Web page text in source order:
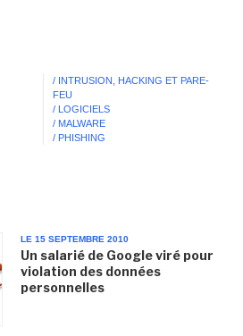
/ INTRUSION, HACKING ET PARE-
FEU
/ LOGICIELS
/ MALWARE
/ PHISHING
LE 15 SEPTEMBRE 2010
Un salarié de Google viré pour
violation des données
personnelles